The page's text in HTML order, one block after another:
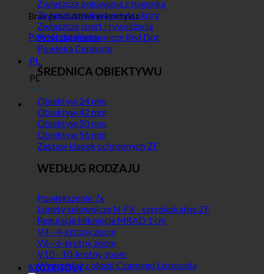
Brak produktów w koszyku.
Powrót do sklepu
PL
PL
Zwłaszcza polowania z nagonką
Zwłaszcza polowanie na skóry
Zwłaszcza sport i rywalizacja
Przyrządy celownicze Red Dot
Powłoka Cerakote
ŚREDNICA OBIEKTYWU
Obiektyw 24 mm
Obiektyw 42 mm
Obiektyw 50 mm
Obiektyw 56 mm
Zestaw klapek ochronnych ZF
WEDŁUG RODZAJU
Powiększenie 7x
Lunety celownicze N-FX - szerokokątne ZF
Regulacja kliknięcia MRAD 1 cm
V4 - 4-krotny zoom
V6 - 6-krotny zoom
V10 - 10-krotny zoom
Wyprzedaż z okazji Czarnego Listopada
SZCZEGÓŁY